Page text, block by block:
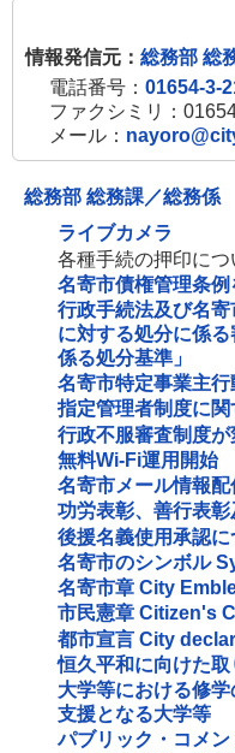
情報発信元： 総務部 総
電話番号： 01654-3-
ファクシミリ：
メール：
総務部 総務課／総務係
ライブカメラ
各種手続の押印に
名寄市債権管理条
行政手続法及び名
に対する処分に係
係る処分基準」
名寄市特定事業主行
指定管理者制度に
行政不服審査制度
無料Wi‐Fi運用開始
名寄市メール情報配
功労表彰、善行表
後援名義使用承認に
名寄市のシンボル
名寄市章 City
市民憲章 Citizen's
都市宣言 City
恒久平和に向けた取
大学等における修
支援となる大学等
パブリック・コメン